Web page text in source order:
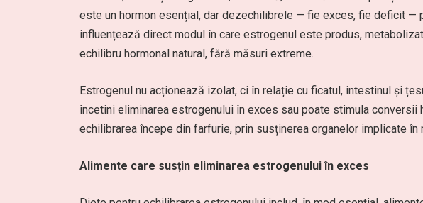
este un hormon esențial, dar dezechilibrele — fie exces, fie deficit —
influențează direct modul în care estrogenul este produs,
echilibru hormonal natural, fără măsuri extreme.
Estrogenul nu acționează izolat, ci în relație cu ficatul, intestinul și
încetini eliminarea estrogenului în exces sau poate stimula conversii
echilibrarea începe din farfurie, prin susținerea organelor implicate în
Alimente care susțin eliminarea estrogenului în exces